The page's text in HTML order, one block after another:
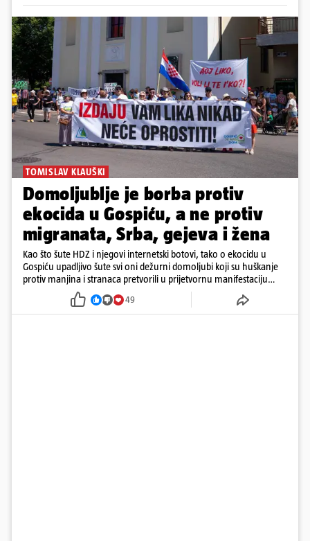
TOMISLAV KLAUŠKI
Domoljublje je borba protiv
ekocida u Gospiću, a ne protiv
migranata, Srba, gejeva i žena
Kao što šute HDZ i njegovi internetski botovi, tako o ekocidu u
Gospiću upadljivo šute svi oni dežurni domoljubi koji su huškanje
protiv manjina i stranaca pretvorili u prijetvornu manifestaciju
ljubavi prema domovini.
49